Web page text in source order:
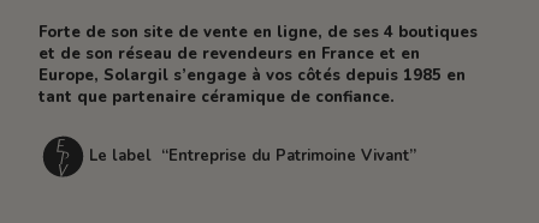
Forte de son site de vente en ligne, de ses 4 boutiques
et de son réseau de revendeurs en France et en
Europe, Solargil s’engage à vos côtés depuis 1985 en
tant que partenaire céramique de confiance.
Le label “Entreprise du Patrimoine Vivant”